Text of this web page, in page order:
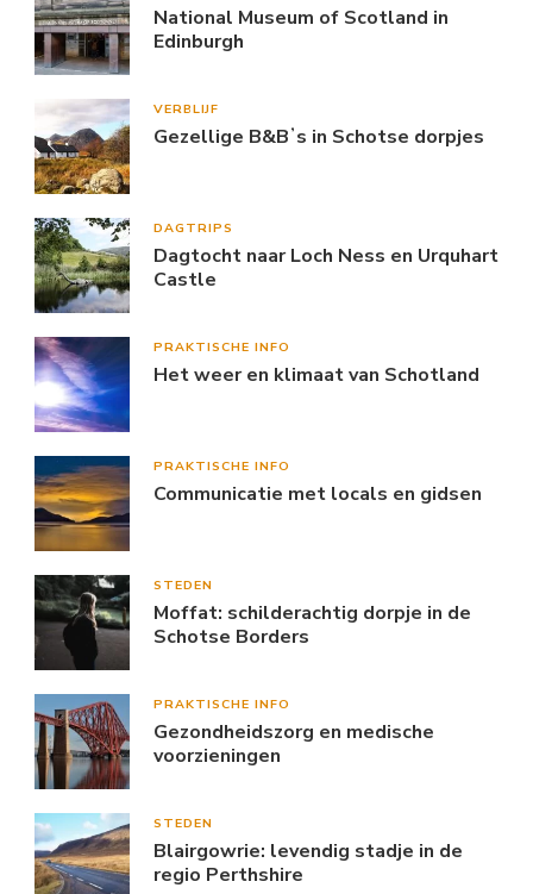
National Museum of Scotland in
Edinburgh
VERBLIJF
Gezellige B&Bʼs in Schotse dorpjes
DAGTRIPS
Dagtocht naar Loch Ness en Urquhart
Castle
PRAKTISCHE INFO
Het weer en klimaat van Schotland
PRAKTISCHE INFO
Communicatie met locals en gidsen
STEDEN
Moffat: schilderachtig dorpje in de
Schotse Borders
PRAKTISCHE INFO
Gezondheidszorg en medische
voorzieningen
STEDEN
Blairgowrie: levendig stadje in de
regio Perthshire